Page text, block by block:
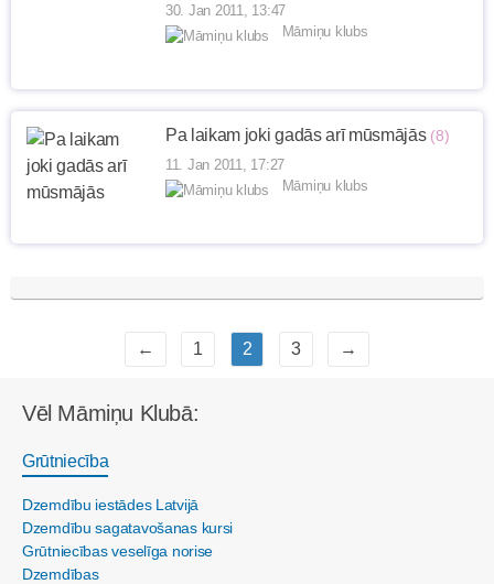
30. Jan 2011, 13:47
Māmiņu klubs
Pa laikam joki gadās arī mūsmājās (8)
11. Jan 2011, 17:27
Māmiņu klubs
← 1 2 3 →
Vēl Māmiņu Klubā:
Grūtniecība
Dzemdību iestādes Latvijā
Dzemdību sagatavošanas kursi
Grūtniecības veselīga norise
Dzemdības